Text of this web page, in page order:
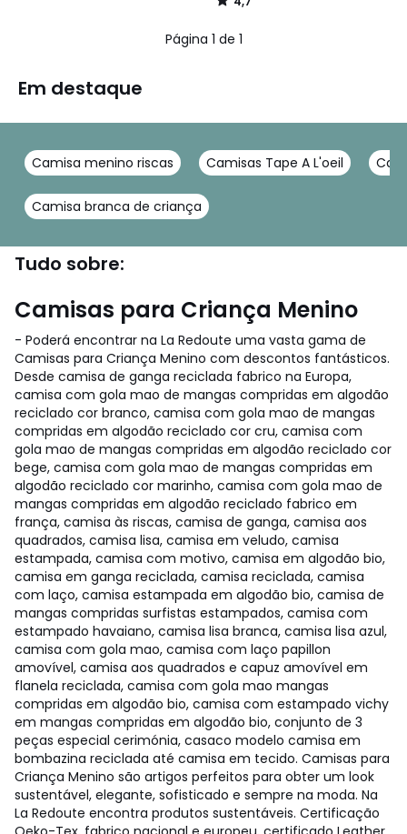
/
Página 1 de 1
Em destaque
Camisa menino riscas Camisas Tape A L'oeil
Camisa branca de criança
Tudo sobre:
Camisas para Criança Menino
- Poderá encontrar na La Redoute uma vasta gama de
Camisas para Criança Menino com descontos fantásticos.
Desde camisa de ganga reciclada fabrico na Europa,
camisa com gola mao de mangas compridas em algodão
reciclado cor branco, camisa com gola mao de mangas
compridas em algodão reciclado cor cru, camisa com
gola mao de mangas compridas em algodão reciclado cor
bege, camisa com gola mao de mangas compridas em
algodão reciclado cor marinho, camisa com gola mao de
mangas compridas em algodão reciclado fabrico em
frança, camisa às riscas, camisa de ganga, camisa aos
quadrados, camisa lisa, camisa em veludo, camisa
estampada, camisa com motivo, camisa em algodão bio,
camisa em ganga reciclada, camisa reciclada, camisa
com laço, camisa estampada em algodão bio, camisa de
mangas compridas surfistas estampados, camisa com
estampado havaiano, camisa lisa branca, camisa lisa azul,
camisa com gola mao, camisa com laço papillon
amovível, camisa aos quadrados e capuz amovível em
flanela reciclada, camisa com gola mao mangas
compridas em algodão bio, camisa com estampado vichy
em mangas compridas em algodão bio, conjunto de 3
peças especial cerimónia, casaco modelo camisa em
bombazina reciclada até camisa em tecido. Camisas para
Criança Menino são artigos perfeitos para obter um look
sustentável, elegante, sofisticado e sempre na moda. Na
La Redoute encontra produtos sustentáveis. Certificação